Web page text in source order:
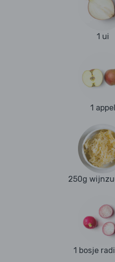
1 ui
1 appel
250g
1 bosje